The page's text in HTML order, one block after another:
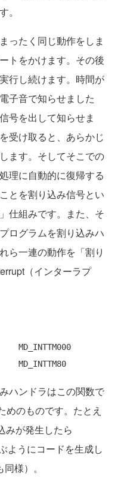
。
ったく同じ動作をしま
トをかけます。その後
行し続けます。時間が
子音で知らせました
号を出して知らせま
受け取ると、あらかじ
ます。そしてそこでの
理に自動的に復帰する
とを割り込み信号とい
仕組みです。また、そ
ログラムを割り込みハ
ら一連の動作を「割り
（インターラプ
#pragma interrupt  INTTM80 	MD_INTTM80
ハンドラはこの関数で
めのものです。たとえ
みが発生したら
ようにコードを生成し
様）。